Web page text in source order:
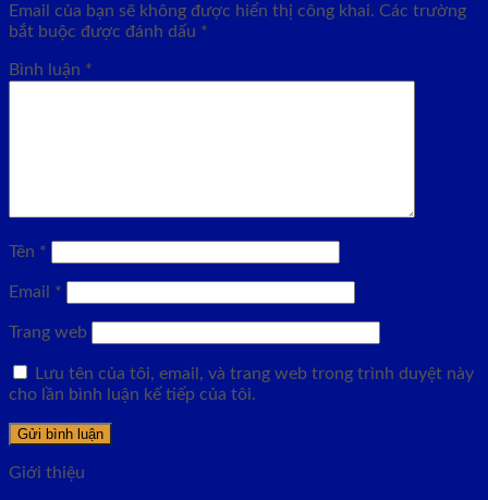
Email của bạn sẽ không được hiển thị công khai. Các trường
bắt buộc được đánh dấu *
Bình luận *
Tên *
Email *
Trang web
Lưu tên của tôi, email, và trang web trong trình duyệt này
cho lần bình luận kế tiếp của tôi.
Giới thiệu